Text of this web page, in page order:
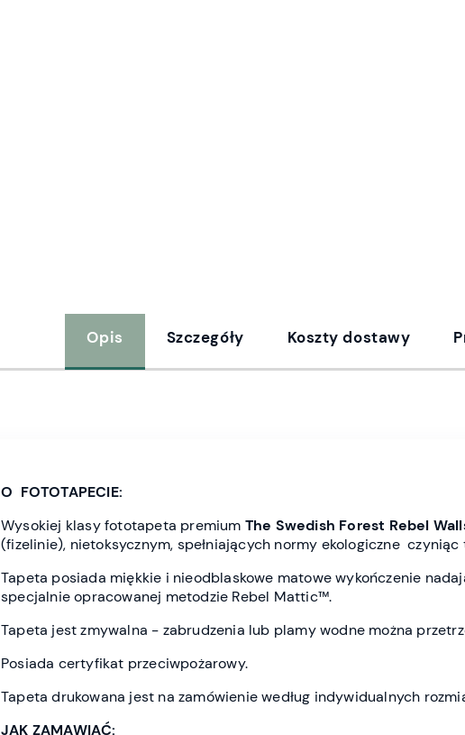
Opis Szczegóły Koszty dostawy
O FOTOTAPECIE:
Wysokiej klasy fototapeta premium The Swedish Forest Rebel Wall
(fizelinie), nietoksycznym, spełniających normy ekologiczne
Tapeta posiada miękkie i nieodblaskowe matowe wykończenie
specjalnie opracowanej metodzie Rebel Mattic™.
Tapeta jest zmywalna - zabrudzenia lub plamy wodne można
Posiada certyfikat przeciwpożarowy.
Tapeta drukowana jest na zamówienie według indywidualnych
JAK ZAMAWIAĆ: